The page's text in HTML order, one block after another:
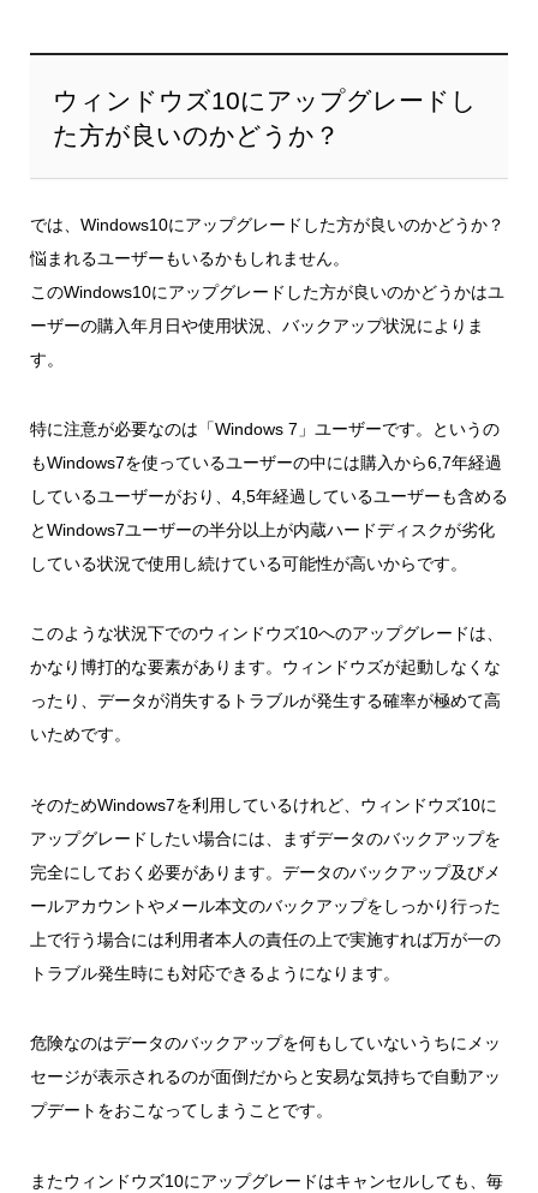
ウィンドウズ10にアップグレードし
た方が良いのかどうか？
では、Windows10にアップグレードした方が良いのかどうか？
悩まれるユーザーもいるかもしれません。
このWindows10にアップグレードした方が良いのかどうかはユ
ーザーの購入年月日や使用状況、バックアップ状況によりま
す。
特に注意が必要なのは「Windows 7」ユーザーです。というの
もWindows7を使っているユーザーの中には購入から6,7年経過
しているユーザーがおり、4,5年経過しているユーザーも含める
とWindows7ユーザーの半分以上が内蔵ハードディスクが劣化
している状況で使用し続けている可能性が高いからです。
このような状況下でのウィンドウズ10へのアップグレードは、
かなり博打的な要素があります。ウィンドウズが起動しなくな
ったり、データが消失するトラブルが発生する確率が極めて高
いためです。
そのためWindows7を利用しているけれど、ウィンドウズ10に
アップグレードしたい場合には、まずデータのバックアップを
完全にしておく必要があります。データのバックアップ及びメ
ールアカウントやメール本文のバックアップをしっかり行った
上で行う場合には利用者本人の責任の上で実施すれば万が一の
トラブル発生時にも対応できるようになります。
危険なのはデータのバックアップを何もしていないうちにメッ
セージが表示されるのが面倒だからと安易な気持ちで自動アッ
プデートをおこなってしまうことです。
またウィンドウズ10にアップグレードはキャンセルしても、毎